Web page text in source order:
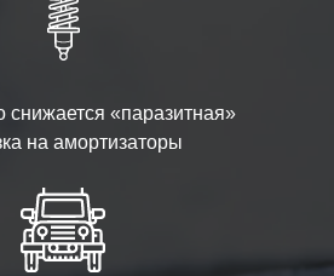
снижается «паразитная»
на амортизаторы